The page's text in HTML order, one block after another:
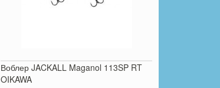
Воблер JACKALL Maganol 113SP RT
OIKAWA